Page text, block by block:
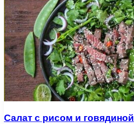
Салат с рисом и говядиной